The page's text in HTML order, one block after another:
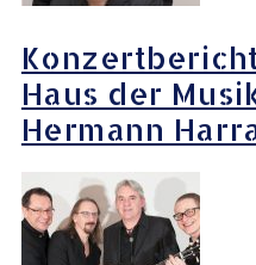
Haus der
Hermann